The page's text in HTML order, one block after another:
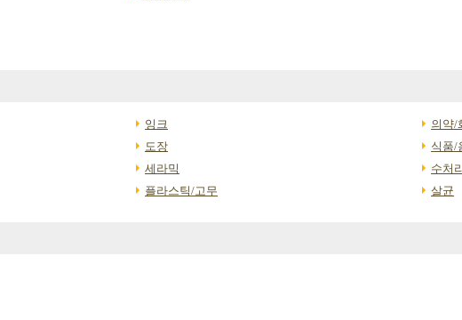
잉크
도장
세라믹
플라스틱/고무
의약/
식품/
수처
살균